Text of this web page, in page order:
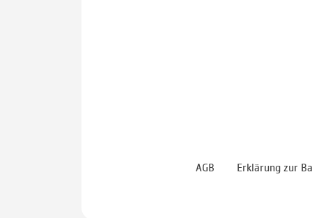
AGB Erklärung zur